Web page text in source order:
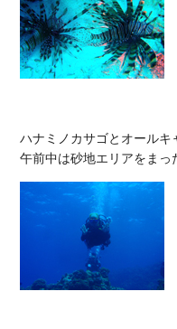
ハナミノカサゴとオールキ